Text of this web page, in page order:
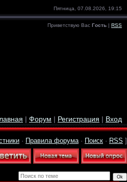
Пятница, 07.08.2026, 19:15
Приветствую Вас Гость | RSS
| Форум | Регистрация | Вход
· Правила форума· Поиск · RSS ]